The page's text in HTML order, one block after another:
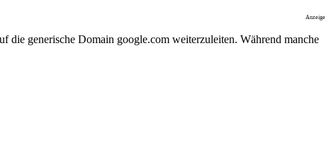
Anzeige
die generische Domain google.com weiterzuleiten. Während manche